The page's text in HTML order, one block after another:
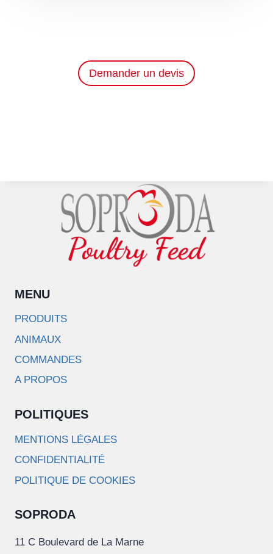
Demander un devis
MENU
PRODUITS
ANIMAUX
COMMANDES
A PROPOS
POLITIQUES
MENTIONS LÉGALES
CONFIDENTIALITÉ
POLITIQUE DE COOKIES
SOPRODA
11 C Boulevard de La Marne